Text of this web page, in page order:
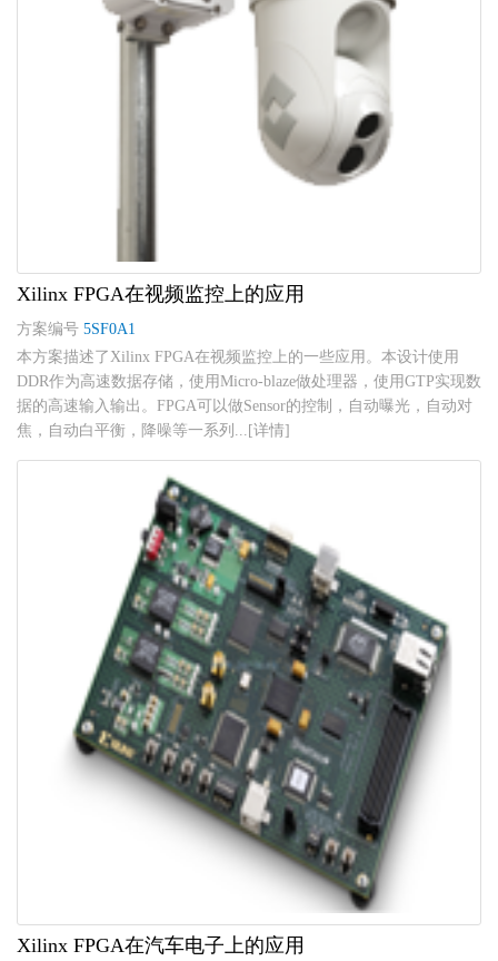
Xilinx FPGA在视频监控上的应用
方案编号 5SF0A1
本方案描述了Xilinx FPGA在视频监控上的一些应用。本设计使用
DDR作为高速数据存储，使用Micro-blaze做处理器，使用GTP实现数
据的高速输入输出。FPGA可以做Sensor的控制，自动曝光，自动对
焦，自动白平衡，降噪等一系列...[详情]
Xilinx FPGA在汽车电子上的应用